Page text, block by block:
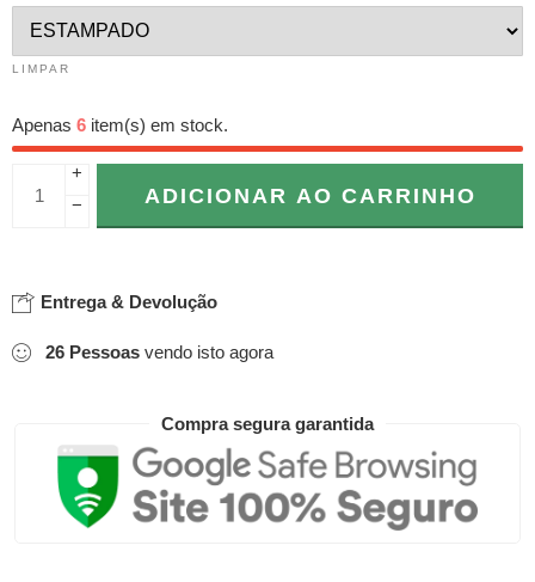
LIMPAR
Apenas 6 item(s) em stock.
+
−
ADICIONAR AO CARRINHO
Entrega & Devolução
26 Pessoas vendo isto agora
Compra segura garantida